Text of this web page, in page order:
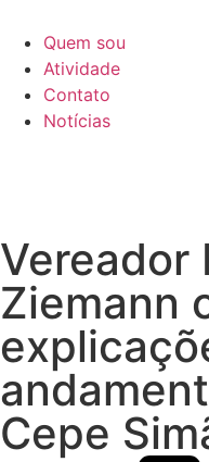
Quem sou
Atividade
Contato
Notícias
Vereador
Ziemann
Cepe